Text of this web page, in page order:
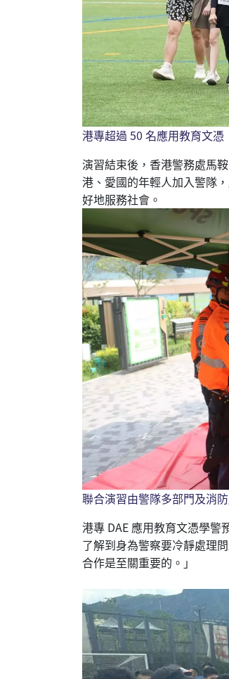
港專超過 50 名應用教育文
演習結束後，香港警務處馬
港、愛國的年輕人加入警隊
好地服務社會。
聯合演習由警隊多部門及消
港專 DAE 應用教育文憑學
了解到身為警察要冷靜處理
合作是至關重要的。」